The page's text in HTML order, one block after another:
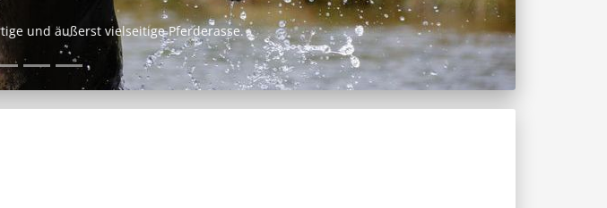
vielseitige Pferderasse.